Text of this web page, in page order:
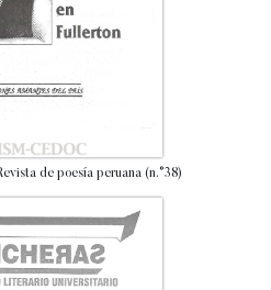
de poesía peruana (n.°38)